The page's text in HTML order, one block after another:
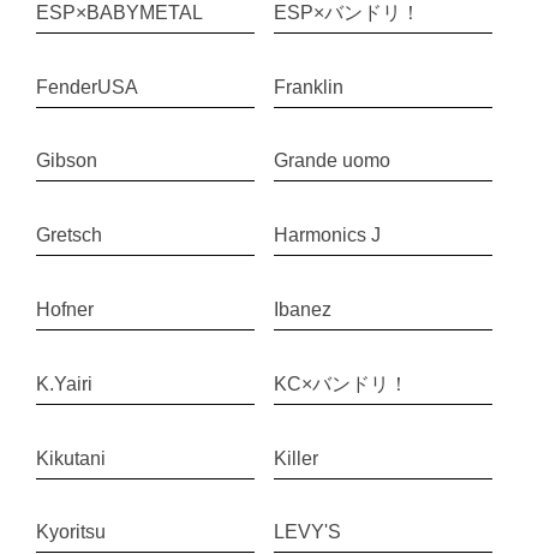
ESP×BABYMETAL ESP×バンドリ！
FenderUSA Franklin
Gibson Grande uomo
Gretsch Harmonics J
Hofner Ibanez
K.Yairi KC×バンドリ！
Kikutani Killer
Kyoritsu LEVY'S